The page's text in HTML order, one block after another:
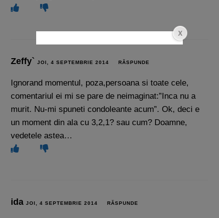
Zeffy`JOI, 4 SEPTEMBRIE 2014 RĂSPUNDE
Ignorand momentul, poza,persoana si toate cele,
comentariul ei mi se pare de neimaginat:”Inca nu a
murit. Nu-mi spuneti condoleante acum”. Ok, deci e
un moment din ala cu 3,2,1? sau cum? Doamne,
vedetele astea…
idaJOI, 4 SEPTEMBRIE 2014 RĂSPUNDE